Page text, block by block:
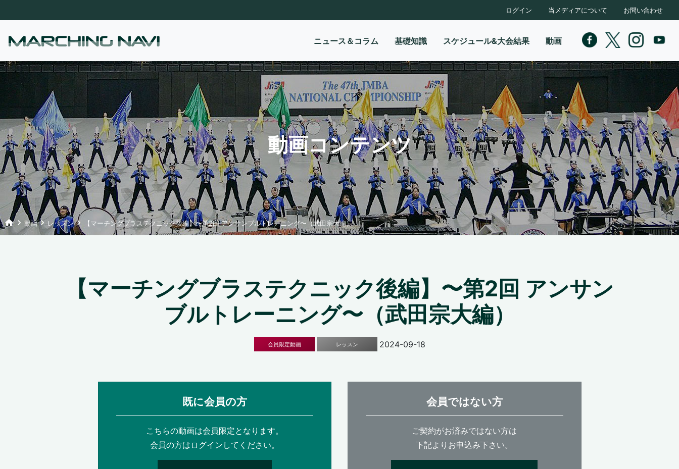
ログイン 当メディアについて お問い合わせ
ニュース＆コラム 基礎知識 スケジュール&大会結果 動画
動画コンテンツ
homekeyboard_arrow_right 動画keyboard_arrow_rightレッスンkeyboard_arrow_right 【マーチングブラステクニック後編】〜第2回 アンサンブルトレーニング〜（武田宗大編）
【マーチングブラステクニック後編】〜第2回 アンサン
ブルトレーニング〜（武田宗大編）
会員限定動画 レッスン 2024-09-18
既に会員の方
こちらの動画は会員限定となります。
会員の方はログインしてください。
会員ではない方
ご契約がお済みではない方は
下記よりお申込み下さい。